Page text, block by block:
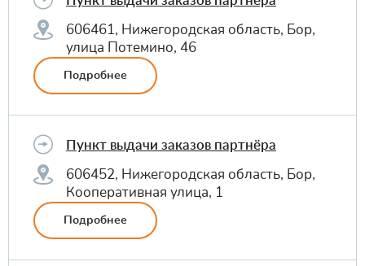
606461, Нижегородская область, Бор,
улица Потемино, 46
Подробнее
Пункт выдачи заказов партнёра
606452, Нижегородская область, Бор,
Кооперативная улица, 1
Подробнее